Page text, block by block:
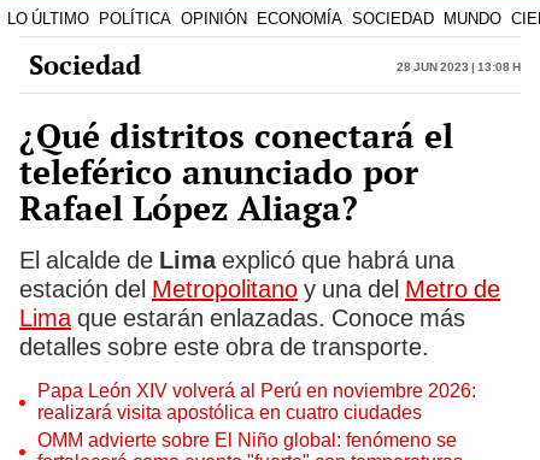
LO ÚLTIMO POLÍTICA OPINIÓN ECONOMÍA SOCIEDAD MUNDO
Sociedad 28 Jun 2023 | 13:08 h
¿Qué distritos conectará el
teleférico anunciado por
Rafael López Aliaga?
El alcalde de Limaexplicó que habrá una
estación del Metropolitano y una del Metro de
Limaque estarán enlazadas. Conoce más
detalles sobre este obra de transporte.
Papa León XIV volverá al Perú en noviembre 2026:
realizará visita apostólica en cuatro ciudades
OMM advierte sobre El Niño global: fenómeno se